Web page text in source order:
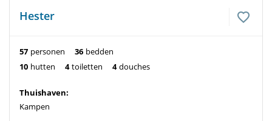
Hester
57 personen 36 bedden
10 hutten 4 toiletten 4 douches
Thuishaven:
Kampen